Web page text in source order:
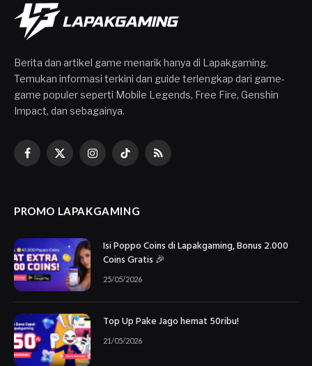
Berita dan artikel game menarik hanya di Lapakgaming.
Temukan informasi terkini dan guide terlengkap dari game-
game populer seperti Mobile Legends, Free Fire, Genshin
Impact, dan sebagainya.
Facebook
X
InstagramTikTokRSS
PROMO LAPAKGAMING
Isi Poppo Coins di Lapakgaming, Bonus 2.000
Coins Gratis 🎉
25/05/2026
Top Up Pake Jago hemat 50ribu!
21/05/2026